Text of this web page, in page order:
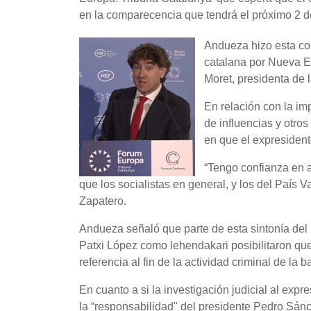
en la comparecencia que tendrá el próximo 2
Andueza hizo esta
catalana por Nueva
Moret, presidenta de
En relación con la
de influencias y
en que el
“Tengo confianza en
que los socialistas en general, y los del País
Zapatero.
Andueza señaló que parte de esta sintonía
Patxi López como lehendakari posibilitaron
referencia al fin de la actividad criminal de la
En cuanto a si la investigación judicial al
la “responsabilidad" del presidente Pedro